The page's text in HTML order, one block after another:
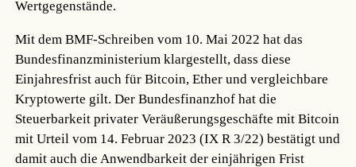
Wertgegenstände.
Mit dem BMF-Schreiben vom 10. Mai 2022 hat das
Bundesfinanzministerium klargestellt, dass diese
Einjahresfrist auch für Bitcoin, Ether und vergleichbare
Kryptowerte gilt. Der Bundesfinanzhof hat die
Steuerbarkeit privater Veräußerungsgeschäfte mit Bitcoin
mit Urteil vom 14. Februar 2023 (IX R 3/22) bestätigt und
damit auch die Anwendbarkeit der einjährigen Frist